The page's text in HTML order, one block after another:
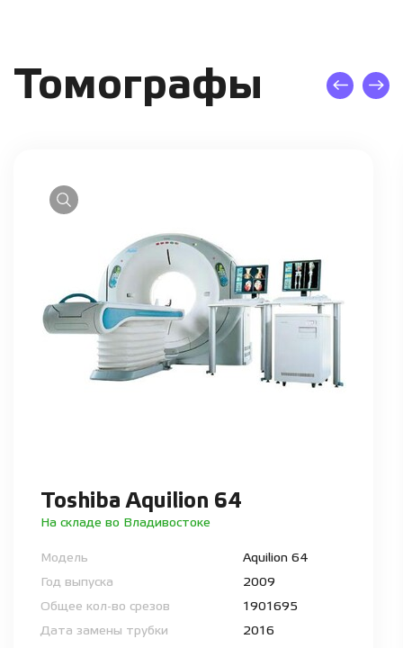
Томографы
Toshiba Aquilion 64
На складе во Владивостоке
Модель
Aquilion 64
Год выпуска
2009
Общее кол-во срезов
1901695
Дата замены трубки
2016